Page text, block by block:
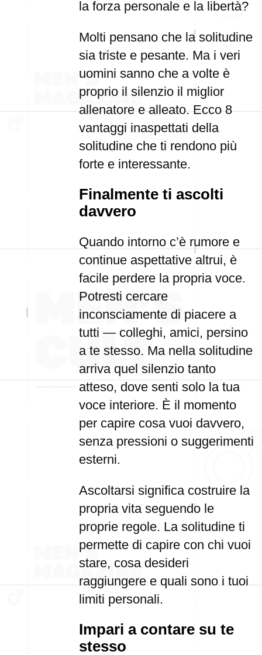
la forza personale e la libertà?
Molti pensano che la solitudine
sia triste e pesante. Ma i veri
uomini sanno che a volte è
proprio il silenzio il miglior
allenatore e alleato. Ecco 8
vantaggi inaspettati della
solitudine che ti rendono più
forte e interessante.
Finalmente ti ascolti
davvero
Quando intorno c’è rumore e
continue aspettative altrui, è
facile perdere la propria voce.
Potresti cercare
inconsciamente di piacere a
tutti — colleghi, amici, persino
a te stesso. Ma nella solitudine
arriva quel silenzio tanto
atteso, dove senti solo la tua
voce interiore. È il momento
per capire cosa vuoi davvero,
senza pressioni o suggerimenti
esterni.
Ascoltarsi significa costruire la
propria vita seguendo le
proprie regole. La solitudine ti
permette di capire con chi vuoi
stare, cosa desideri
raggiungere e quali sono i tuoi
limiti personali.
Impari a contare su te
stesso